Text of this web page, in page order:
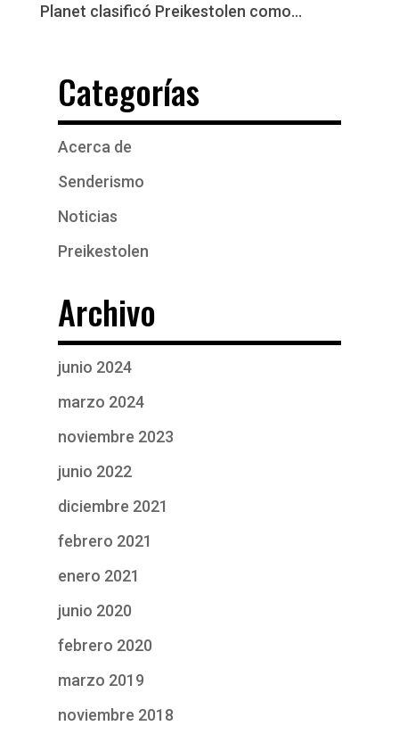
Planet clasificó Preikestolen como...
Categorías
Acerca de
Senderismo
Noticias
Preikestolen
Archivo
junio 2024
marzo 2024
noviembre 2023
junio 2022
diciembre 2021
febrero 2021
enero 2021
junio 2020
febrero 2020
marzo 2019
noviembre 2018